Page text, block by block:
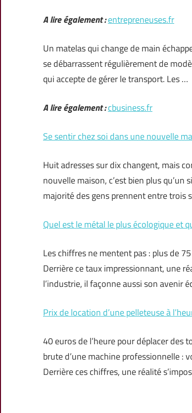
A lire également :entrepreneuses.fr
Un matelas qui change de main
se débarrassent régulièrement de
qui accepte de gérer le transport. Les …
A lire également :cbusiness.fr
Se sentir chez soi dans une nouvelle
Huit adresses sur dix changent, mais
nouvelle maison, c’est bien plus
majorité des gens prennent entre trois
Quel est le métal le plus écologique et
Les chiffres ne mentent pas : plus de
Derrière ce taux impressionnant, une
l’industrie, il façonne aussi son avenir
Prix de location d’une pelleteuse à
40 euros de l’heure pour déplacer des
brute d’une machine professionnelle :
Derrière ces chiffres, une réalité